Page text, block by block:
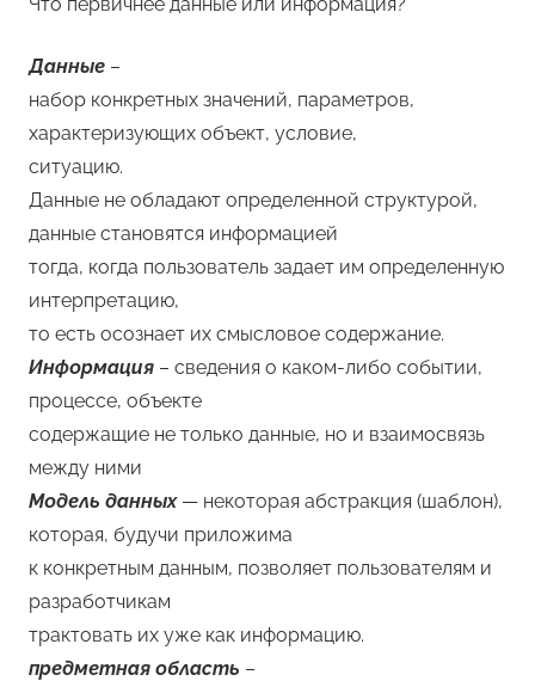
Данные –
набор конкретных значений, параметров,
характеризующих объект, условие,
ситуацию.
Данные не обладают определенной структурой,
данные становятся информацией
тогда, когда пользователь задает им определенную
интерпретацию,
то есть осознает их смысловое содержание.
Информация – сведения о каком-либо событии,
процессе, объекте
содержащие не только данные, но и взаимосвязь
между ними
Модель данных— некоторая абстракция (шаблон),
которая, будучи приложима
к конкретным данным, позволяет пользователям и
разработчикам
трактовать их уже как информацию.
предметная область –